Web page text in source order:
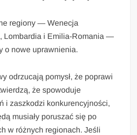
regiony — Wenecja
Lombardia i Emilia-Romania —
o nowe uprawnienia.
odrzucają pomysł, że poprawi
że spowoduje
i zaszkodzi konkurencyjności,
musiały poruszać się po
w różnych regionach. Jeśli